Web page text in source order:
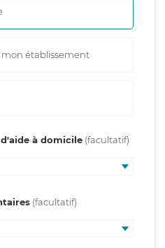
établissement
à domicile